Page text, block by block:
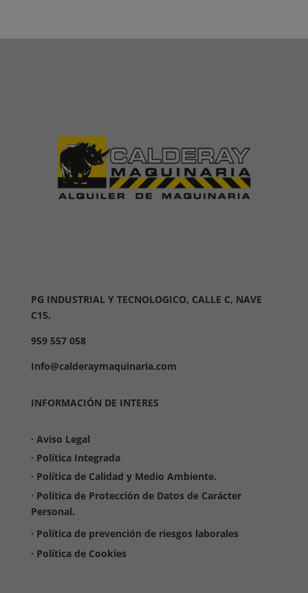
PG INDUSTRIAL Y TECNOLOGICO, CALLE C, NAVE
C15.
959 557 058
Info@calderaymaquinaria.com
INFORMACIÓN DE INTERES
· Aviso Legal
· Política Integrada
· Política de Calidad y Medio Ambiente.
· Política de Protección de Datos de Carácter
Personal.
· Política de prevención de riesgos laborales
· Política de Cookies